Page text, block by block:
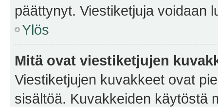
päättynyt. Viestiketjuja voidaan
Ylös
Mitä ovat viestiketjujen
Viestiketjujen kuvakkeet ovat
sisältöä. Kuvakkeiden käytöstä